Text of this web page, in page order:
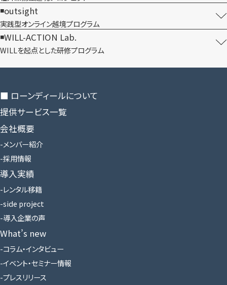
outsight
実践型オンライン​越境プログラム
WILL-ACTION Lab.
WILLを​起点とした​研修プログラム
■ ローンディールに​ついて
提供サービス一覧
会社概要
メンバー紹介
採用情報
導入実績
レンタル移籍
side project
導入企業の声
What’s new
コラム・インタビュー
イベント・セミナー情報
プレスリリース